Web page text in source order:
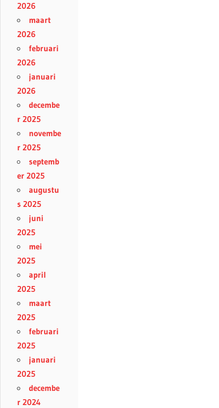
2026
maart
2026
februari
2026
januari
2026
decembe
r 2025
novembe
r 2025
septemb
er 2025
augustu
s 2025
juni
2025
mei
2025
april
2025
maart
2025
februari
2025
januari
2025
decembe
r 2024